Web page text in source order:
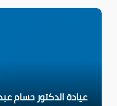
عيادة الدكتور حسام